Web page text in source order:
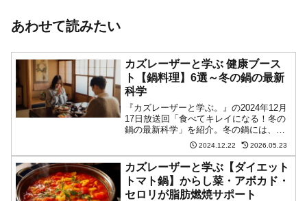
あわせて読みたい
カズレーザーと学ぶ 健康ブース
ト【鍋料理】6選～冬の鍋の最新
科学
『カズレーザーと学ぶ。』の2024年12月
17日放送回「食べてキレイになる！冬の
鍋の最新科学」を紹介。冬の鍋には、美
容と健康に嬉しい効果があることが最新
の研究でわかってきました。科学的根拠
に基づいた6つの鍋レシピと、その効果を
最大限に引き出すポイントを詳しく解説
します。
2024.12.22 2026.05.23
カズレーザーと学ぶ【ダイエット
トマト鍋】からし菜・アボカド・
セロリが脂肪燃焼サポート